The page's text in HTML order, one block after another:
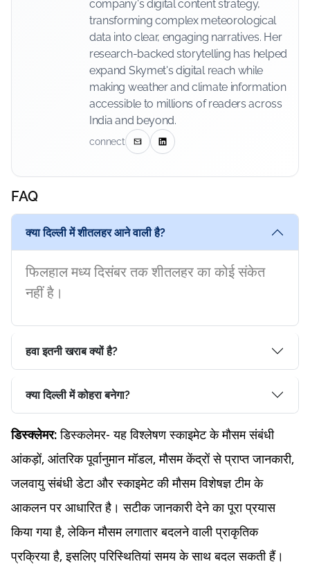
company's digital content strategy,
transforming complex meteorological
data into clear, engaging narratives. Her
research-backed storytelling has helped
expand Skymet's digital reach while
making weather and climate information
accessible to millions of readers across
India and beyond.
connect
FAQ
क्या दिल्ली में शीतलहर आने वाली है?
फिलहाल मध्य दिसंबर तक शीतलहर का कोई संकेत
नहीं है।
हवा इतनी खराब क्यों है?
क्या दिल्ली में कोहरा बनेगा?
डिस्क्लेमर:डिस्कलेमर- यह विश्लेषण स्काइमेट के मौसम संबंधी
आंकड़ों, आंतरिक पूर्वानुमान मॉडल, मौसम केंद्रों से प्राप्त जानकारी,
जलवायु संबंधी डेटा और स्काइमेट की मौसम विशेषज्ञ टीम के
आकलन पर आधारित है। सटीक जानकारी देने का पूरा प्रयास
किया गया है, लेकिन मौसम लगातार बदलने वाली प्राकृतिक
प्रक्रिया है, इसलिए परिस्थितियां समय के साथ बदल सकती हैं।